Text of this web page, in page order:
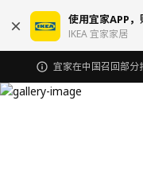
使用宜家APP
IKEA 宜家家居
宜家在中国召回部分